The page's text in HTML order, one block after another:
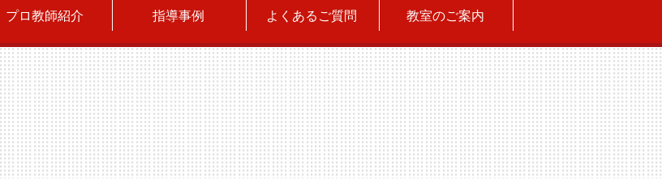
プロ教師紹介 指導事例 よくあるご質問 教室のご案内